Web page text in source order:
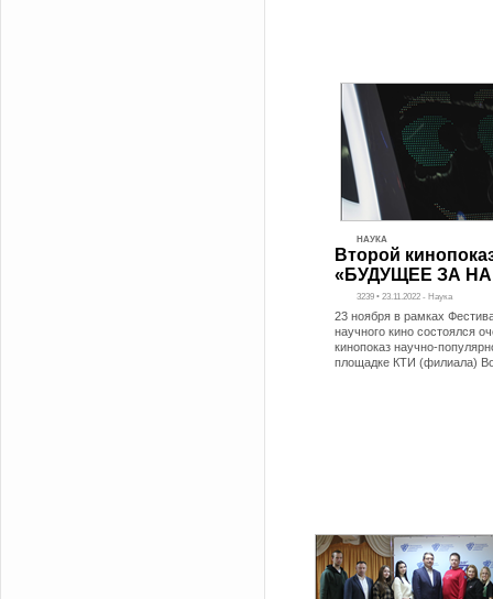
НАУКА
Второй
«БУДУЩЕЕ ЗА
3239 • 23.11.2022 - Наука
23 ноября в рамках
научного кино состоялся
кинопоказ научно-
площадке КТИ (филиала)